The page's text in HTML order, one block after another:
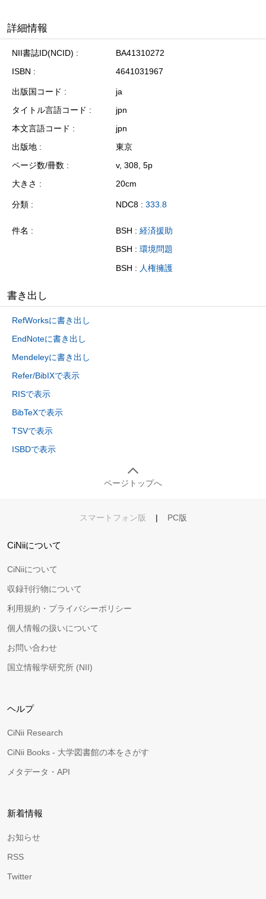
詳細情報
NII書誌ID(NCID)
BA41310272
ISBN
4641031967
出版国コード
ja
タイトル言語コード
jpn
本文言語コード
jpn
出版地
東京
ページ数/冊数
v, 308, 5p
大きさ
20cm
分類 NDC8 : 333.8
件名 BSH : 経済援助
BSH : 環境問題
BSH : 人権擁護
書き出し
RefWorksに書き出し
EndNoteに書き出し
Mendeleyに書き出し
Refer/BibIXで表示
RISで表示
BibTeXで表示
TSVで表示
ISBDで表示
ページトップへ
スマートフォン版 | PC版
CiNiiについて
CiNiiについて
収録刊行物について
利用規約・プライバシーポリシー
個人情報の扱いについて
お問い合わせ
国立情報学研究所 (NII)
ヘルプ
CiNii Research
CiNii Books - 大学図書館の本をさがす
メタデータ・API
新着情報
お知らせ
RSS
Twitter